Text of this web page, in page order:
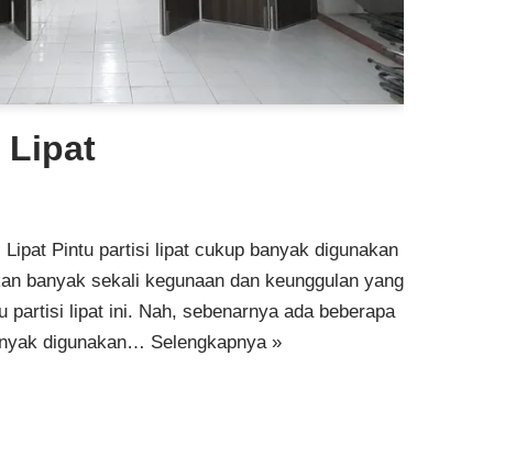
Lipat
Pintu partisi lipat cukup banyak digunakan
banyak sekali kegunaan dan keunggulan yang
partisi lipat ini. Nah, sebenarnya ada beberapa
digunakan… Selengkapnya »